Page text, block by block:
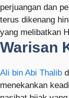
perjuangan dan
terus dikenang
yang melibatkan
Warisan
Ali bin Abi Thalib
menekankan